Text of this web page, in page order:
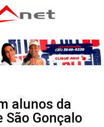
alunos da
São Gonçalo